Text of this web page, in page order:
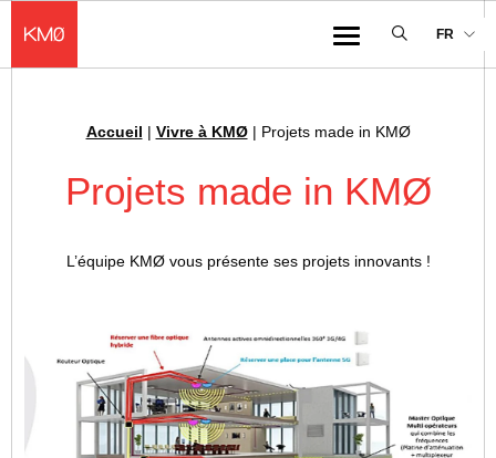
Menu
FR
Fil d'Ariane :Accueil | Vivre à KMØ | Projets made in KMØ
Projets made in KMØ
L’équipe KMØ vous présente ses projets innovants !